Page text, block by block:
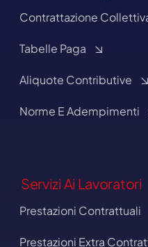
Contrattazione
Tabelle Paga
Aliquote Contributive
Norme E Adempimenti
Servizi Ai Lavoratori
Prestazioni Contrattuali
Prestazioni Extra